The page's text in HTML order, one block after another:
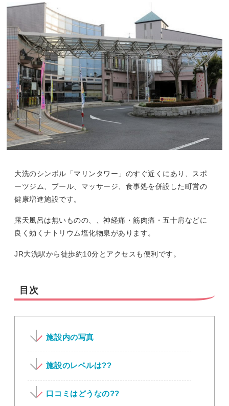
大洗のシンボル「マリンタワー」のすぐ近くにあり、スポ
ーツジム、プール、マッサージ、食事処を併設した町営の
健康増進施設です。
露天風呂は無いものの、、神経痛・筋肉痛・五十肩などに
良く効くナトリウム塩化物泉があります。
JR大洗駅から徒歩約10分とアクセスも便利です。
目次
施設内の写真
施設のレベルは??
口コミはどうなの??